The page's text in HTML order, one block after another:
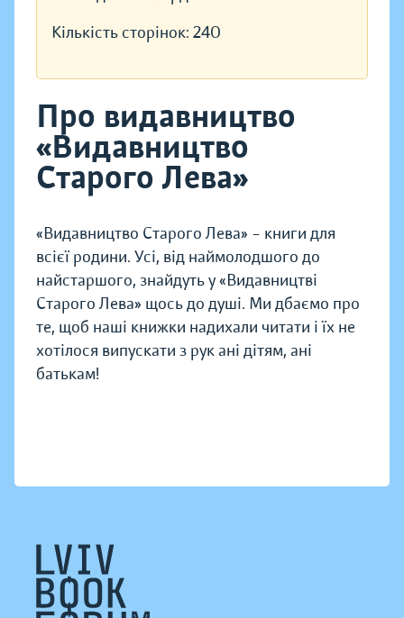
Кількість сторінок: 240
Про видавництво
«Видавництво
Старого Лева»
«Видавництво Старого Лева» – книги для
всієї родини. Усі, від наймолодшого до
найстаршого, знайдуть у «Видавництві
Старого Лева» щось до душі. Ми дбаємо про
те, щоб наші книжки надихали читати і їх не
хотілося випускати з рук ані дітям, ані
батькам!